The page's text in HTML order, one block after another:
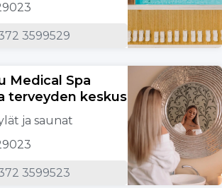
3599529
Medical Spa
terveyden keskus
ja saunat
3599523